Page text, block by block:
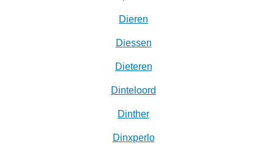
Dieren
Diessen
Dieteren
Dinteloord
Dinther
Dinxperlo